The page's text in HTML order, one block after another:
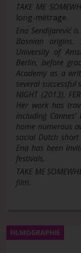
TAKE ME
long-métrage.
Ena Sendijarević
Bosnian
University of
Berlin, before
Academy as a
several successful
NIGHT (2013),
Her work has
including
home numerous
social Dutch
Ena has been
festivals.
TAKE ME
film.
FILMOGRAPHIE